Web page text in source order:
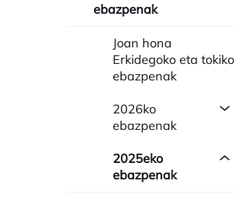
ebazpenak
Joan hona
Erkidegoko eta tokiko
ebazpenak
2026ko
ebazpenak
2025eko
ebazpenak